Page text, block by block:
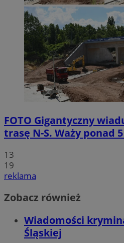
FOTO Gigantyczny
trasę N-S. Waży ponad
13
19
reklama
Zobacz również
Wiadomości
Śląskiej